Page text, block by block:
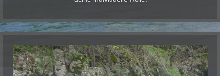
deine individuelle Rolle.